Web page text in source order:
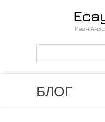
БЛОГ